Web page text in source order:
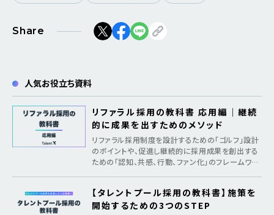
Share
人気お役立ち資料
リファラル採用の教科書 応用編｜継続
的に成果を出すためのメソッド
リファラル採用制度を設計するための「ゴルフ」設計
のポイントや、促進し継続的に採用成果を創出する
ための「認知、共感、行動、ファン化」のフレームワー
【タレントプール採用の教科書】施策を
開始するための3つのSTEP